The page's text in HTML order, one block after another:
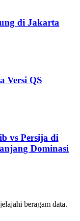
di Jakarta
Versi QS
vs Persija di
Dominasi
beragam data.